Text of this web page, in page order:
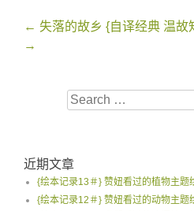
navigation
← 失落的故乡 {自译经典 温故
→
Search
近期文章
{绘本记录13＃} 赞妞看过的植物主题
{绘本记录12＃} 赞妞看过的动物主题